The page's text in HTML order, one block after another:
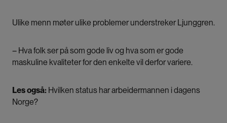
Ulike menn møter ulike problemer understreker Ljunggren.
– Hva folk ser på som gode liv og hva som er gode
maskuline kvaliteter for den enkelte vil derfor variere.
Les også: Hvilken status har arbeidermannen i dagens
Norge?